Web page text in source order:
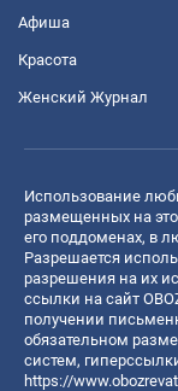
Афиша
Красота
Женский Журнал
Использование
размещенных на
его поддоменах, в
Разрешается
разрешения на их
ссылки на сайт
получении
обязательном
систем,
https://